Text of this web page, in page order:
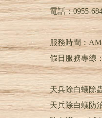
電話：0955-
服務時間：
假日服務專線
天兵除白蟻除
天兵除白蟻防